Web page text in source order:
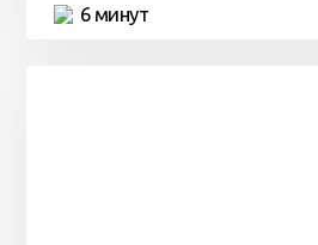
6 минут